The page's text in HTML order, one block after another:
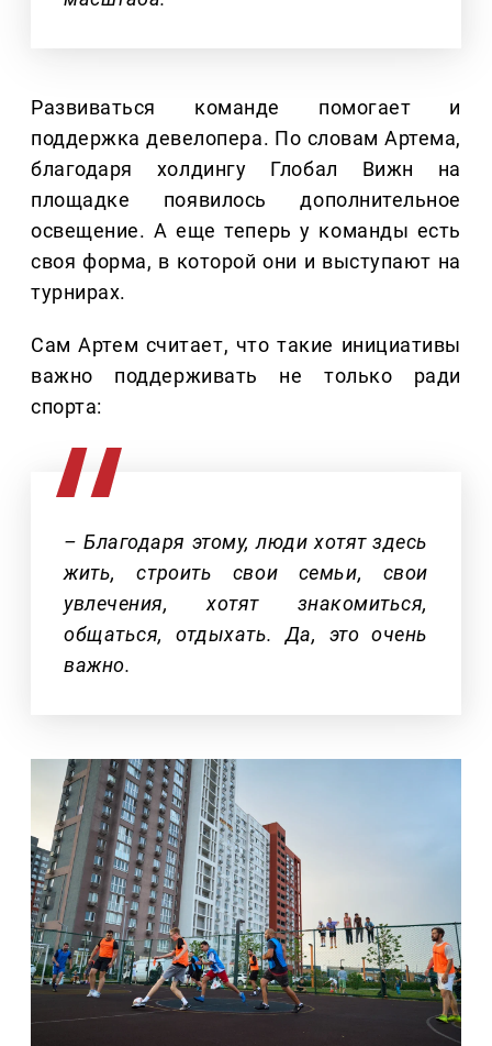
Развиваться команде помогает и
поддержка девелопера. По словам Артема,
благодаря холдингу Глобал Вижн на
площадке появилось дополнительное
освещение. А еще теперь у команды есть
своя форма, в которой они и выступают на
турнирах.
Сам Артем считает, что такие инициативы
важно поддерживать не только ради
спорта:
– Благодаря этому, люди хотят здесь
жить, строить свои семьи, свои
увлечения, хотят знакомиться,
общаться, отдыхать. Да, это очень
важно.